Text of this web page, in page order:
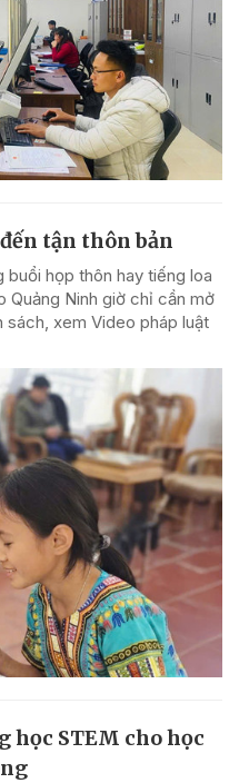
tận thôn bản
họp thôn hay tiếng loa
Quảng Ninh giờ chỉ cần mở
xem Video pháp luật
học STEM cho học